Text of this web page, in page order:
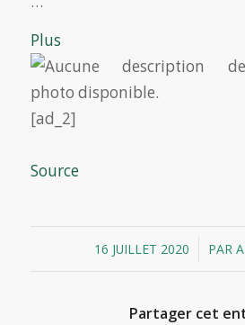
Plus
[ad_2]
Source
16 JUILLET 2020
/ PAR
Partager cet